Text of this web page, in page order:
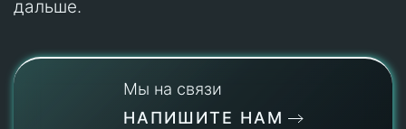
дальше.
Мы на связи
НАПИШИТЕ НАМ